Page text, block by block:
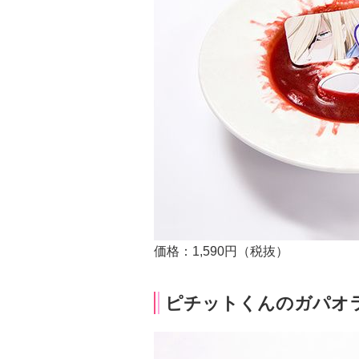
価格：1,590円（税抜）
ピチットくんのガパオ